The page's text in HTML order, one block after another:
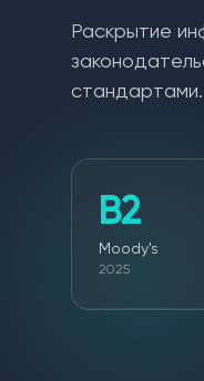
Раскрытие
стандартами.
B2
Moody's
2025